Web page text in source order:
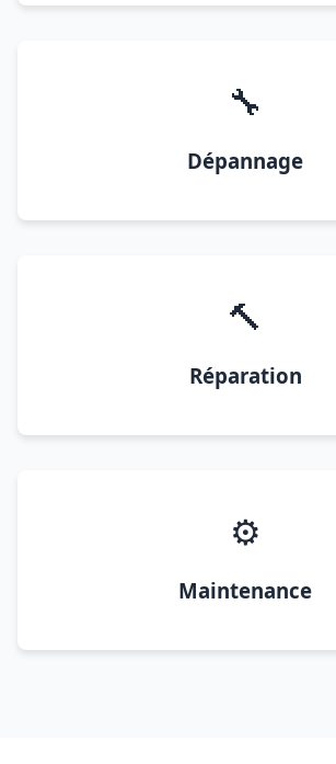
🔧
Dépannage
🔨
Réparation
⚙️
Maintenance